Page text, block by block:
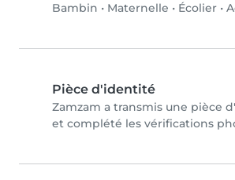
Bambin • Maternelle • Écolier •
Pièce d'identité
Zamzam a transmis une pièce
et complété les vérifications